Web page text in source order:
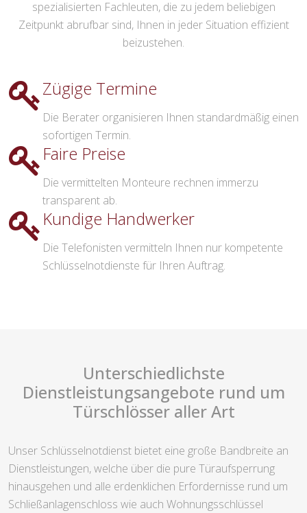
spezialisierten Fachleuten, die zu jedem beliebigen
Zeitpunkt abrufbar sind, Ihnen in jeder Situation effizient
beizustehen.
Zügige Termine
Die Berater organisieren Ihnen standardmäßig einen
sofortigen Termin.
Faire Preise
Die vermittelten Monteure rechnen immerzu
transparent ab.
Kundige Handwerker
Die Telefonisten vermitteln Ihnen nur kompetente
Schlüsselnotdienste für Ihren Auftrag.
Unterschiedlichste
Dienstleistungsangebote rund um
Türschlösser aller Art
Unser Schlüsselnotdienst bietet eine große Bandbreite an
Dienstleistungen, welche über die pure Türaufsperrung
hinausgehen und alle erdenklichen Erfordernisse rund um
Schließanlagenschloss wie auch Wohnungsschlüssel